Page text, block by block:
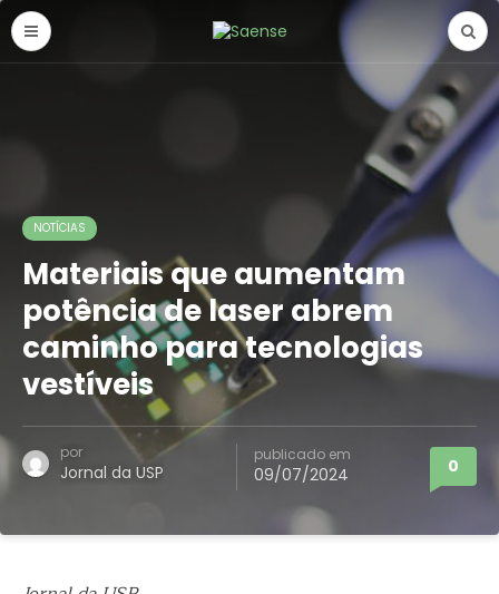
NOTÍCIAS
Materiais que aumentam
potência de laser abrem
caminho para tecnologias
vestíveis
por
Jornal da USP
publicado em
09/07/2024 0